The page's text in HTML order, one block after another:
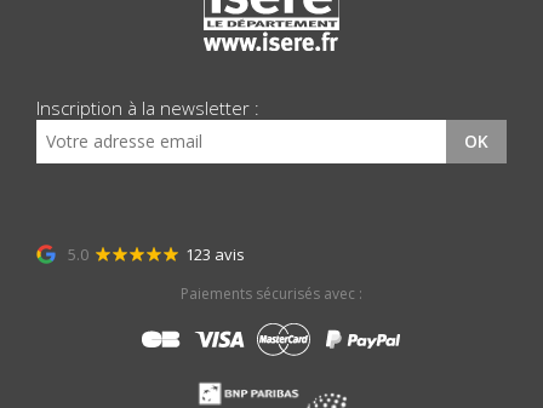
Inscription à la newsletter :
OK
5.0 123 avis
Paiements sécurisés avec :